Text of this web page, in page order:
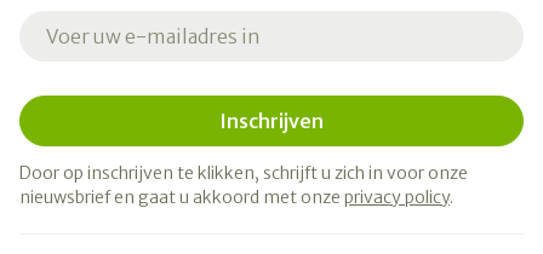
Inschrijven
Door op inschrijven te klikken, schrijft u zich in voor onze
nieuwsbrief en gaat u akkoord met onze privacy policy.